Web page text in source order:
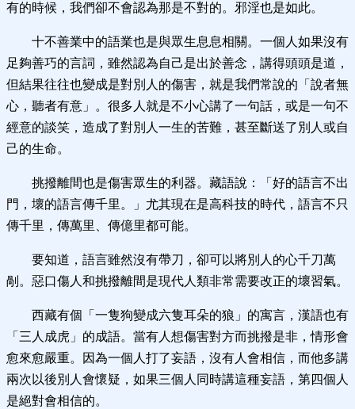
有的時候，我們卻不會認為那是不對的。邪淫也是如此。
十不善業中的語業也是與眾生息息相關。一個人如果沒有
足夠善巧的言詞，雖然認為自己是出於善念，講得頭頭是道，
但結果往往也變成是對別人的傷害，就是我們常說的「說者無
心，聽者有意」。很多人就是不小心講了一句話，或是一句不
經意的談笑，造成了對別人一生的苦難，甚至斷送了別人或自
己的生命。
挑撥離間也是傷害眾生的利器。藏語說：「好的語言不出
門，壞的語言傳千里。」尤其現在是高科技的時代，語言不只
傳千里，傳萬里、傳億里都可能。
要知道，語言雖然沒有帶刀，卻可以將別人的心千刀萬
剮。惡口傷人和挑撥離間是現代人類非常需要改正的壞習氣。
西藏有個「一隻狗變成六隻耳朵的狼」的寓言，漢語也有
「三人成虎」的成語。當有人想傷害對方而挑撥是非，情形會
愈來愈嚴重。因為一個人打了妄語，沒有人會相信，而他多講
兩次以後別人會懷疑，如果三個人同時講這種妄語，第四個人
是絕對會相信的。